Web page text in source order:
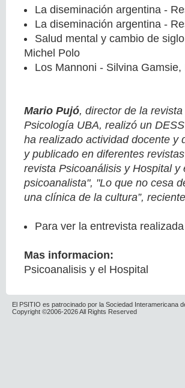
La diseminación argentina -
La diseminación argentina -
Salud mental y cambio de
Michel Polo
Los Mannoni - Silvina Gamsie,
Mario Pujó, director de la
Psicología UBA, realizó un
ha realizado actividad docente y
y publicado en diferentes
revista Psicoanálisis y Hospital
psicoanalista", "Lo que no cesa
una clínica de la cultura”,
Para ver la entrevista
Mas informacion:
Psicoanalisis y el Hospital
El PSITIO es patrocinado por la Sociedad Interamericana
Copyright ©2006-2026 All Rights Reserved